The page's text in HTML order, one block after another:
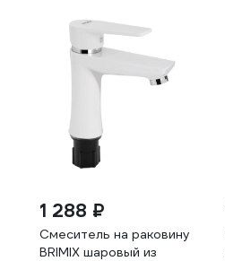
1 288 ₽
Смеситель на раковину
BRIMIX шаровый из